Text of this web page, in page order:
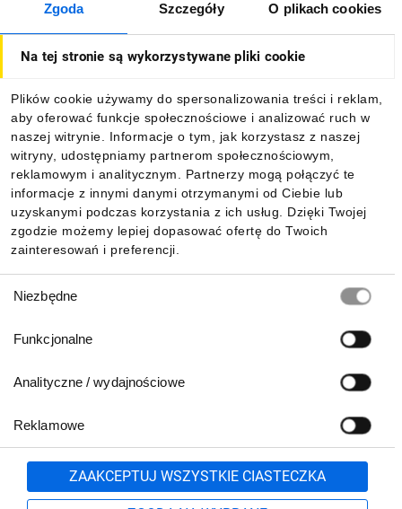
Zgoda Szczegóły O plikach cookies
Na tej stronie są wykorzystywane pliki cookie
Plików cookie używamy do spersonalizowania treści i reklam,
aby oferować funkcje społecznościowe i analizować ruch w
naszej witrynie. Informacje o tym, jak korzystasz z naszej
witryny, udostępniamy partnerom społecznościowym,
reklamowym i analitycznym. Partnerzy mogą połączyć te
informacje z innymi danymi otrzymanymi od Ciebie lub
uzyskanymi podczas korzystania z ich usług. Dzięki Twojej
zgodzie możemy lepiej dopasować ofertę do Twoich
zainteresowań i preferencji.
zgody
Niezbędne
Funkcjonalne
Analityczne / wydajnościowe
Reklamowe
ZAAKCEPTUJ WSZYSTKIE CIASTECZKA
O firmie
Informacje
Pobierz naszą aplikację mobilną:
801 500 700 lub
71 37 61 600